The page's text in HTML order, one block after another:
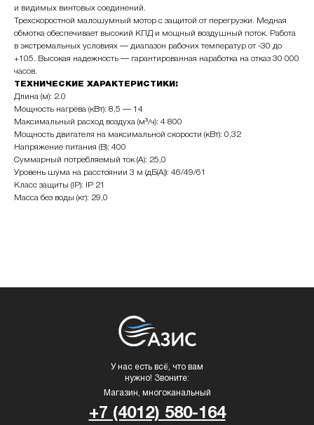
и видимых винтовых соединений.
Трехскоростной малошумный мотор с защитой от перегрузки. Медная
обмотка обеспечивает высокий КПД и мощный воздушный поток. Работа
в экстремальных условиях — диапазон рабочих температур от -30 до
+105. Высокая надежность — гарантированная наработка на отказ 30 000
часов.
ТЕХНИЧЕСКИЕ ХАРАКТЕРИСТИКИ:
Длина (м): 2.0
Мощность нагрева (кВт): 8,5 — 14
Максимальный расход воздуха (м³/ч): 4 800
Мощность двигателя на максимальной скорости (кВт): 0,32
Напряжение питания (В): 400
Суммарный потребляемый ток (А): 25,0
Уровень шума на расстоянии 3 м (дБ(А)): 46/49/61
Класс защиты (IP): IP 21
Масса без воды (кг): 29,0
У нас есть всё, что вам
нужно! Звоните:
Магазин, многоканальный
+7 (4012) 580-164